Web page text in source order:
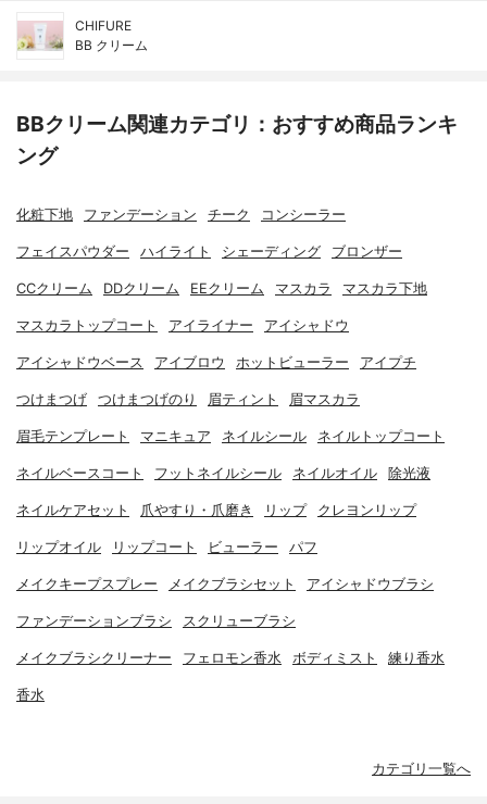
CHIFURE
BB クリーム
BBクリーム関連カテゴリ：おすすめ商品ランキ
ング
化粧下地 ファンデーション チーク コンシーラー
フェイスパウダー ハイライト シェーディング ブロンザー
CCクリーム DDクリーム EEクリーム マスカラ マスカラ下地
マスカラトップコート アイライナー アイシャドウ
アイシャドウベース アイブロウ ホットビューラー アイプチ
つけまつげ つけまつげのり 眉ティント 眉マスカラ
眉毛テンプレート マニキュア ネイルシール ネイルトップコート
ネイルベースコート フットネイルシール ネイルオイル 除光液
ネイルケアセット 爪やすり・爪磨き リップ クレヨンリップ
リップオイル リップコート ビューラー パフ
メイクキープスプレー メイクブラシセット アイシャドウブラシ
ファンデーションブラシ スクリューブラシ
メイクブラシクリーナー フェロモン香水 ボディミスト 練り香水
香水
カテゴリ一覧へ